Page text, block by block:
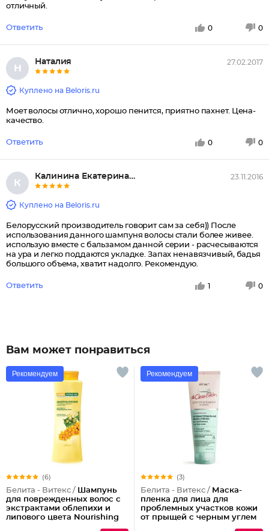
отличный.
Ответить 0 0
Н
Наталия 27.02.2017
Куплено на Beloris.ru
Моет волосы отлично, хорошо пенится, приятно пахнет. Цена-
качество.
Ответить 0 0
К
Калинина Екатерина Анатольевна 23.11.2016
Куплено на Beloris.ru
Белорусский производитель говорит сам за себя)) После
использования данного шампуня волосы стали более живее.
использую вместе с бальзамом данной серии - расчесываются
на ура и легко поддаются укладке. Запах ненавязчивый, бадья
большого объема, хватит надолго. Рекомендую.
Ответить 1 0
Вам может понравиться
Рекомендуем
(6)
Белита - Витекс / Шампунь
для поврежденных волос с
экстрактами облепихи и
липового цвета Nourishing
Рекомендуем
(3)
Белита - Витекс / Маска-
пленка для лица для
проблемных участков кожи
от прыщей с черным углем